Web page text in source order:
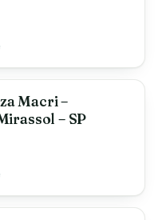
Macri –
– SP